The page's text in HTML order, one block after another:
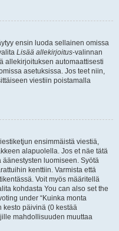
ensin luoda sellainen omissa
Lisää allekirjoitus-valinnan
allekirjoituksen automaattisesti
asetuksissa. Jos teet niin,
viestiin poistamalla
ensimmäistä viestiä,
alapuolella. Jos et näe tätä
luomiseen. Syötä
kenttiin. Varmista että
Voit myös määritellä
kohdasta You can also set the
under “Kuinka monta
kesto päivinä (0 kestää
mahdollisuuden muuttaa